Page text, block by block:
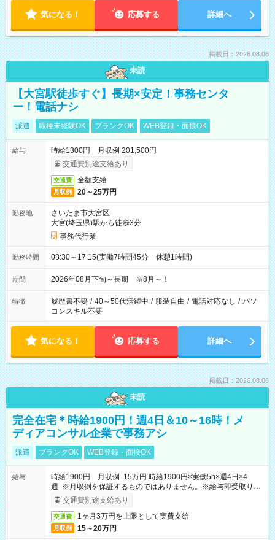
気になる！ 応募する 詳細へ
掲載日：2026.08.06
未読
【大宮駅徒歩すぐ】長期×安定！事務センタ
ー！電話ナシ
派遣 職種未経験OK ブランクOK WEB登録・面接OK
給与
時給1300円 月収例 201,500円
交通費別途支給あり
交通費 全額支給
月収例 20～25万円
勤務地
さいたま市大宮区
大宮(埼玉県)駅から徒歩3分
事務代行業
勤務時間 08:30～17:15(実働7時間45分 休憩1時間)
期間 2026年08月下旬～長期 ※8月～！
特徴 履歴書不要 / 40～50代活躍中 / 服装自由 / 電話対応なし / パソ
コンスキル不要
気になる！ 応募する 詳細へ
掲載日：2026.08.06
未読
完全在宅＊時給1900円！週4日＆10～16時！メ
ディアコンサル企業で事務アシ
派遣 ブランクOK WEB登録・面接OK
給与
時給1900円 月収例 15万円 時給1900円×実働5h×週4日×4
週 ※月収例を保証するものではありません。※給与即受取りサ
ービス利用可（利用条件有）
交通費別途支給あり
交通費 1ヶ月3万円を上限として実費支給
月収例 15～20万円